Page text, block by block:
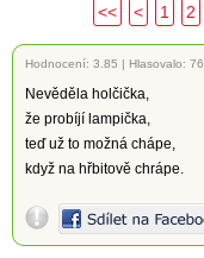
<< < 1 2
Hodnocení: 3.85 | Hlasovalo: 76
Nevěděla holčička,
že probíjí lampička,
teď už to možná chápe,
když na hřbitově chrápe.